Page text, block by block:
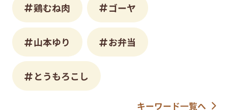
鶏むね肉 ゴーヤ
山本ゆり お弁当
とうもろこし
キーワード一覧へ